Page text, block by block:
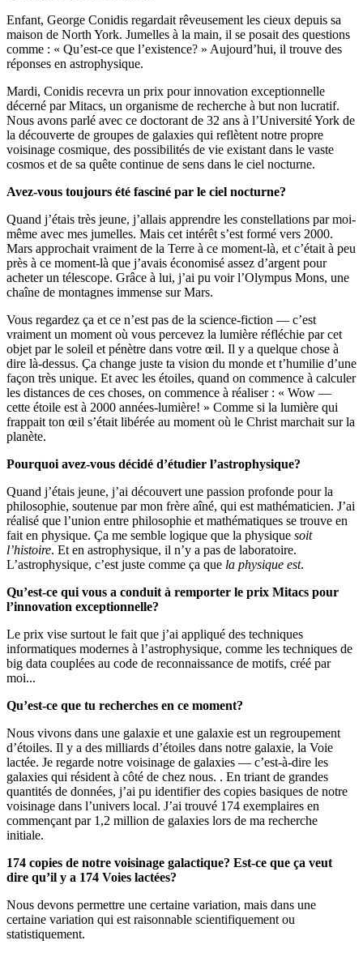
Enfant, George Conidis regardait rêveusement les cieux depuis sa
maison de North York. Jumelles à la main, il se posait des questions
comme : « Qu’est-ce que l’existence? » Aujourd’hui, il trouve des
réponses en astrophysique.
Mardi, Conidis recevra un prix pour innovation exceptionnelle
décerné par Mitacs, un organisme de recherche à but non lucratif.
Nous avons parlé avec ce doctorant de 32 ans à l’Université York de
la découverte de groupes de galaxies qui reflètent notre propre
voisinage cosmique, des possibilités de vie existant dans le vaste
cosmos et de sa quête continue de sens dans le ciel nocturne.
Avez-vous toujours été fasciné par le ciel nocturne?
Quand j’étais très jeune, j’allais apprendre les constellations par moi-
même avec mes jumelles. Mais cet intérêt s’est formé vers 2000.
Mars approchait vraiment de la Terre à ce moment-là, et c’était à peu
près à ce moment-là que j’avais économisé assez d’argent pour
acheter un télescope. Grâce à lui, j’ai pu voir l’Olympus Mons, une
chaîne de montagnes immense sur Mars.
Vous regardez ça et ce n’est pas de la science-fiction — c’est
vraiment un moment où vous percevez la lumière réfléchie par cet
objet par le soleil et pénètre dans votre œil. Il y a quelque chose à
dire là-dessus. Ça change juste ta vision du monde et t’humilie d’une
façon très unique. Et avec les étoiles, quand on commence à calculer
les distances de ces choses, on commence à réaliser : « Wow —
cette étoile est à 2000 années-lumière! » Comme si la lumière qui
frappait ton œil s’était libérée au moment où le Christ marchait sur la
planète.
Pourquoi avez-vous décidé d’étudier l’astrophysique?
Quand j’étais jeune, j’ai découvert une passion profonde pour la
philosophie, soutenue par mon frère aîné, qui est mathématicien. J’ai
réalisé que l’union entre philosophie et mathématiques se trouve en
fait en physique. Ça me semble logique que la physique soit
l’histoire. Et en astrophysique, il n’y a pas de laboratoire.
L’astrophysique, c’est juste comme ça que la physique est.
Qu’est-ce qui vous a conduit à remporter le prix Mitacs pour
l’innovation exceptionnelle?
Le prix vise surtout le fait que j’ai appliqué des techniques
informatiques modernes à l’astrophysique, comme les techniques de
big data couplées au code de reconnaissance de motifs, créé par
moi...
Qu’est-ce que tu recherches en ce moment?
Nous vivons dans une galaxie et une galaxie est un regroupement
d’étoiles. Il y a des milliards d’étoiles dans notre galaxie, la Voie
lactée. Je regarde notre voisinage de galaxies — c’est-à-dire les
galaxies qui résident à côté de chez nous. . En triant de grandes
quantités de données, j’ai pu identifier des copies basiques de notre
voisinage dans l’univers local. J’ai trouvé 174 exemplaires en
commençant par 1,2 million de galaxies lors de ma recherche
initiale.
174 copies de notre voisinage galactique? Est-ce que ça veut
dire qu’il y a 174 Voies lactées?
Nous devons permettre une certaine variation, mais dans une
certaine variation qui est raisonnable scientifiquement ou
statistiquement.